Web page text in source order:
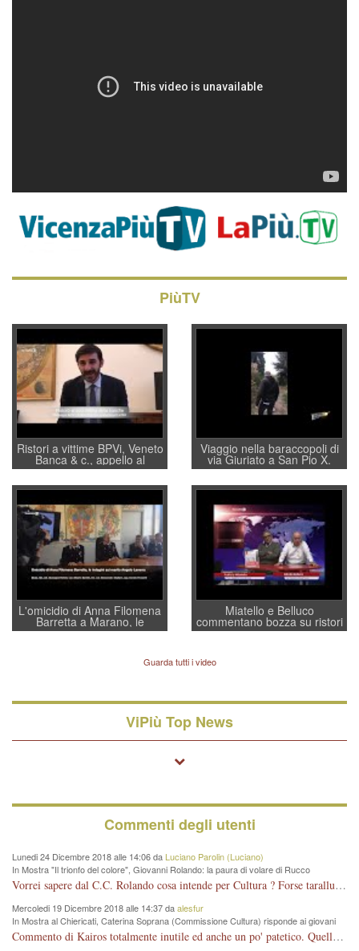
PiùTV
Ristori a vittime BPVi, Veneto
Banca & c., appello al
sottosegretario Alessio
Villarosa: per mettere ordine
convochi con Di Maio CNCU
a supporto della cabina di
regia al Mef
Viaggio nella baraccopoli di
via Giuriato a San Pio X.
Vicenza ai Vicentini: “faremo
un regalo di Natale ai
residenti”
L'omicidio di Anna Filomena
Barretta a Marano, le
indagini dei carabinieri di
quelle di... Barbara D'Urso
Miatello e Belluco
commentano bozza su ristori
BPVi e Veneto Banca
Guarda tutti i video
ViPiù Top News
Commenti degli utenti
Lunedi 24 Dicembre 2018 alle 14:06 da Luciano Parolin (Luciano)
In Mostra "Il trionfo del colore", Giovanni Rolando: la paura di volare di Rucco
Vorrei sapere dal C.C. Rolando cosa intende per Cultura ? Forse tarallucci, vino e sagre, o spaghetti tricolori del PD ? Il continuo (s)parlare della mostra a Palazzo Chiericati caro consigliere DANNEGGIA FORTEMENTE l'immagine della città TUTTA e fa deviare i consensi che in RUSSIA (badi bene ex U.R.S.S.) sono ECCELLENTI. A livello artistico l'evento è di alta Valenza culturale, COMPITO di Tutta la Cittadinanza fare il possibile per propagandare l'iniziativa senza farne UN CASO PARTITICO come fa Lei da sempre. Meno Gazebo + Partecipazione! E così sia. Amen.
Mercoledi 19 Dicembre 2018 alle 14:37 daalesfur
In Mostra al Chiericati, Caterina Soprana (Commissione Cultura) risponde ai giovani
del Pd: "realizzata a costo zero per il Comune"
Commento di Kairos totalmente inutile ed anche un po' patetico. Quella che è completamente mancata è stata la promozione internazionale dell'evento effettuata da chi lo sa fare, l'amministrazione in questo è stata totalmente assente relegando al provincialismo una mostra che meritava ben altre platee ed i risultati sono sotto gli occhi di tutti. Su questo bisogna parlare, il fatto di averla organizzata al Chiericati certo non ha aiutato ma è un aspetto secondario rispetto a quello della promozione. In città con le mostre organizzate da Goldin - che certo ha fatto principalmente i suoi interessi, ma ne ha comunque beneficiato la città in immagine e commercio per il centro - arrivavano giornalmente pullman carichi di turisti. Dove sono i turisti ora?